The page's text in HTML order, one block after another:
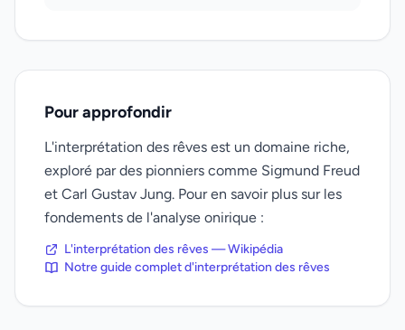
Pour approfondir
L'interprétation des rêves est un domaine riche,
exploré par des pionniers comme Sigmund Freud
et Carl Gustav Jung. Pour en savoir plus sur les
fondements de l'analyse onirique :
L'interprétation des rêves — Wikipédia
Notre guide complet d'interprétation des rêves